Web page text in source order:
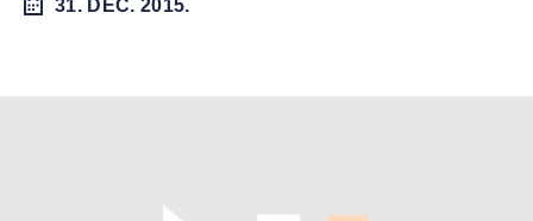
31. DEC. 2015.